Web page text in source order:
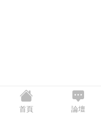
首頁 論壇